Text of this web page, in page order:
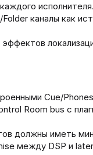
исполнителя.
каналы как
Cue/
Room bus с
должны иметь
между DSP и